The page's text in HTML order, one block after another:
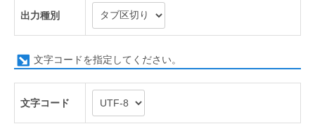
出力種別
文字コードを指定してください。
文字コード